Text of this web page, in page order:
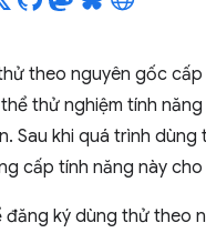
theo nguyên gốc
thử nghiệm tính
Sau khi quá trình
cấp tính năng này
đăng ký dùng thử theo